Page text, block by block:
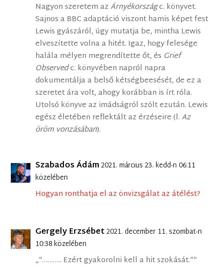
Nagyon szeretem azÁrnyékországc. könyvet.
Sajnos a BBC adaptáció viszont hamis képet fest
Lewis gyászáról, úgy mutatja be, mintha Lewis
elveszítette volna a hitét. Igaz, hogy felesége
halála mélyen megrendítette őt, és Grief
Observedc. könyvében napról napra
dokumentálja a belső kétségbeesését, de ez a
szeretet ára volt, ahogy korábban is írt róla.
Utolsó könyve az imádságról szólt ezután. Lewis
egész életében reflektált az érzéseire (l.Az
öröm vonzásában).
Szabados Ádám2021. március 23. kedd-n 06:11
közelében
Hogyan ronthatja el az önvizsgálat az átélést?
Gergely Erzsébet2021. december 11. szombat-n
10:38 közelében
„”……….. Ezért gyakorolni kell a hit szokását.””